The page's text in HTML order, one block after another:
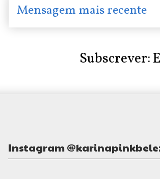
Mensagem mais recente
Subscrever:
Instagram